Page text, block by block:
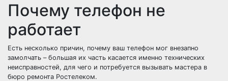
Почему телефон не
работает
Есть несколько причин, почему ваш телефон мог внезапно
замолчать – большая их часть касается именно технических
неисправностей, для чего и потребуется вызывать мастера в
бюро ремонта Ростелеком.